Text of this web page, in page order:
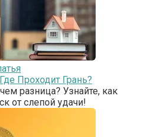
Проходит Грань?
разница? Узнайте, как
от слепой удачи!